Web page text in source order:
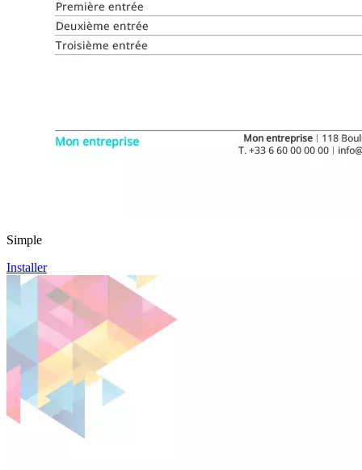
Simple
Installer